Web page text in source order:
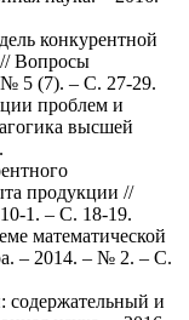
конкурентной
Вопросы
5 (7). – С. 27-29.
проблем и
высшей
продукции //
1. – С. 18-19.
математической
– 2014. – № 2. – С.
содержательный и